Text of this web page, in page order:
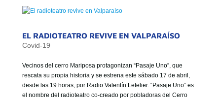
EL RADIOTEATRO REVIVE EN VALPARAÍSO
Covid-19
Vecinos del cerro Mariposa protagonizan “Pasaje Uno”, que
rescata su propia historia y se estrena este sábado 17 de abril,
desde las 19 horas, por Radio Valentín Letelier. “Pasaje Uno” es
el nombre del radioteatro co-creado por pobladoras del Cerro